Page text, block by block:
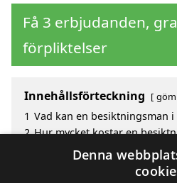
Få 3 erbjudanden,
förpliktelser
Innehållsförteckning
1 Vad kan en besiktningsman
2 Hur mycket kostar en
Fördelar med att välja
Sök efter en skicklig
Denna